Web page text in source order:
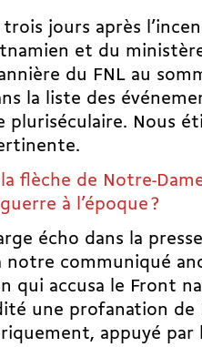
jours après
et du
du FNL au
la liste des
pluriséculaire. Nous
flèche de Notre-
à l’époque ?
écho dans la
notre communiqué
qui accusa le Front
une profanation de
appuyé par